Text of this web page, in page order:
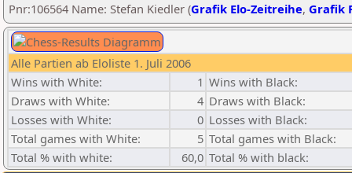
Pnr:106564 Name: Stefan Kiedler (Grafik Elo-Zeitreihe, Grafik
Alle Partien ab Eloliste 1. Juli 2006
Wins with White:
1 Wins with Black:
Draws with White:
4 Draws with Black:
Losses with White:
0 Losses with Black:
Total games with White:
5 Total games with Black:
Total % with white:
60,0 Total % with black: